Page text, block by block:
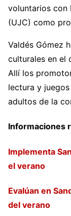
voluntarios con
(UJC) como
Valdés Gómez
culturales en el
Allí los
lectura y
adultos de la
Informaciones
Implementa
el verano
Evalúan en
del verano